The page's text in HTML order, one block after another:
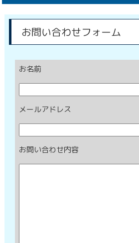
お問い合わせフォーム
お名前
メールアドレス
お問い合わせ内容